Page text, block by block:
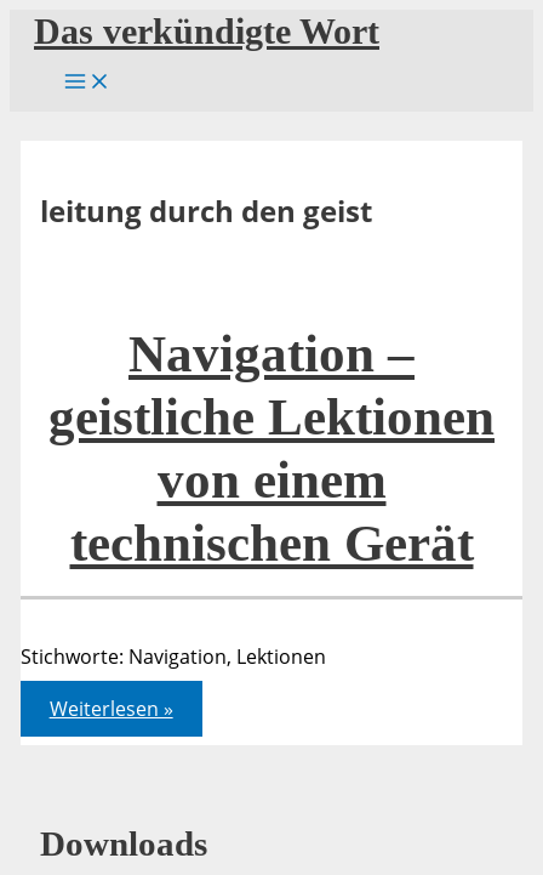
Zum
Inhalt
springen
Das verkündigte Wort
leitung durch den geist
Navigation –
geistliche Lektionen
von einem
technischen Gerät
Stichworte: Navigation, Lektionen
Navigation
–
geistliche
Gerät
Weiterlesen »
Downloads